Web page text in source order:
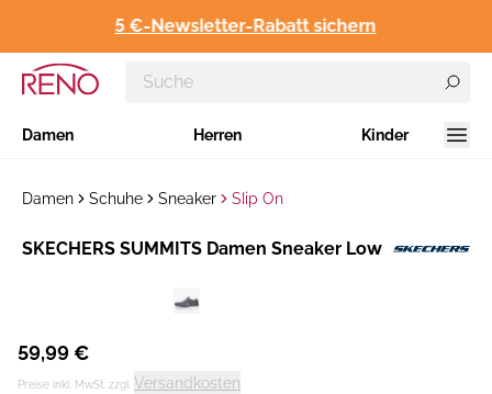
5 €-Newsletter-Rabatt sichern
Damen Herren Kinder
Damen Schuhe Sneaker Slip On
Hersteller:
SKECHERS SUMMITS Damen Sneaker Low
59,99 €
Preise inkl. MwSt. zzgl. Versandkosten